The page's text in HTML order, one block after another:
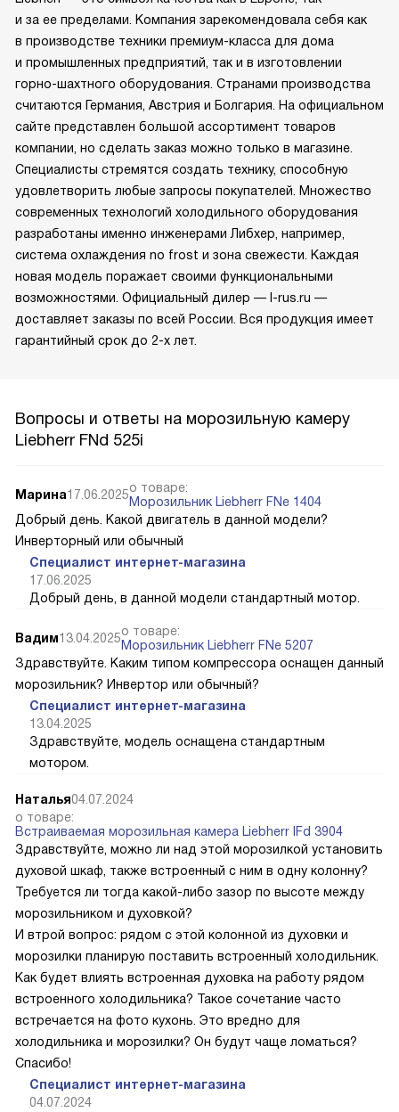
и за ее пределами. Компания зарекомендовала себя как
в производстве техники премиум-класса для дома
и промышленных предприятий, так и в изготовлении
горно-шахтного оборудования. Странами производства
считаются Германия, Австрия и Болгария. На официальном
сайте представлен большой ассортимент товаров
компании, но сделать заказ можно только в магазине.
Специалисты стремятся создать технику, способную
удовлетворить любые запросы покупателей. Множество
современных технологий холодильного оборудования
разработаны именно инженерами Либхер, например,
система охлаждения no frost и зона свежести. Каждая
новая модель поражает своими функциональными
возможностями. Официальный дилер — l-rus.ru —
доставляет заказы по всей России. Вся продукция имеет
гарантийный срок до 2-х лет.
Вопросы и ответы на морозильную камеру
Liebherr FNd 525i
Марина17.06.2025о товаре:
Морозильник Liebherr FNe 1404
Добрый день. Какой двигатель в данной модели?
Инверторный или обычный
Специалист интернет-магазина
17.06.2025
Добрый день, в данной модели стандартный мотор.
Вадим13.04.2025о товаре:
Морозильник Liebherr FNe 5207
Здравствуйте. Каким типом компрессора оснащен данный
морозильник? Инвертор или обычный?
Специалист интернет-магазина
13.04.2025
Здравствуйте, модель оснащена стандартным
мотором.
Наталья04.07.2024
о товаре:
Встраиваемая морозильная камера Liebherr IFd 3904
Здравствуйте, можно ли над этой морозилкой установить
духовой шкаф, также встроенный с ним в одну колонну?
Требуется ли тогда какой-либо зазор по высоте между
морозильником и духовкой?
И втрой вопрос: рядом с этой колонной из духовки и
морозилки планирую поставить встроенный холодильник.
Как будет влиять встроенная духовка на работу рядом
встроенного холодильника? Такое сочетание часто
встречается на фото кухонь. Это вредно для
холодильника и морозилки? Он будут чаще ломаться?
Спасибо!
Специалист интернет-магазина
04.07.2024